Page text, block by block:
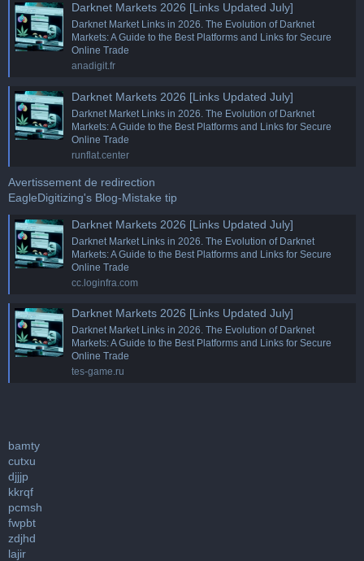
Darknet Markets 2026 [Links Updated July]
Darknet Market Links in 2026. The Evolution of Darknet
Markets: A Guide to the Best Platforms and Links for Secure
Online Trade
anadigit.fr
Darknet Markets 2026 [Links Updated July]
Darknet Market Links in 2026. The Evolution of Darknet
Markets: A Guide to the Best Platforms and Links for Secure
Online Trade
runflat.center
Avertissement de redirection
EagleDigitizing's Blog-Mistake tip
Darknet Markets 2026 [Links Updated July]
Darknet Market Links in 2026. The Evolution of Darknet
Markets: A Guide to the Best Platforms and Links for Secure
Online Trade
cc.loginfra.com
Darknet Markets 2026 [Links Updated July]
Darknet Market Links in 2026. The Evolution of Darknet
Markets: A Guide to the Best Platforms and Links for Secure
Online Trade
tes-game.ru
bamty
cutxu
djjjp
kkrqf
pcmsh
fwpbt
zdjhd
lajir